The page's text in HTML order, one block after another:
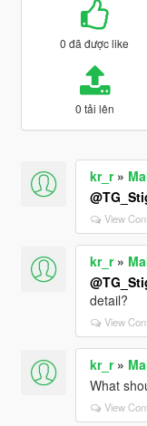
0 đã được like
0 tải lên
kr_r»
View
kr_r»
detail?
View
kr_r»
What
View